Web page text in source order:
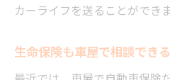
カーライフを送ることができま
生命保険も車屋で相談でき